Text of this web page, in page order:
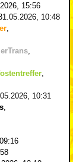
15:56
10:48
,
,
,
10:31
,